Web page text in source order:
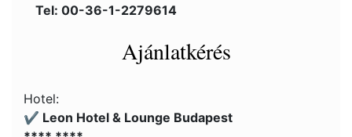
Tel: 00-36-1-2279614
Ajánlatkérés
Hotel:
✔️ Leon Hotel & Lounge Budapest